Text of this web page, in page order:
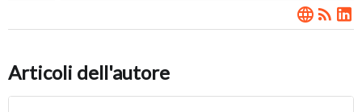
Articoli dell'autore